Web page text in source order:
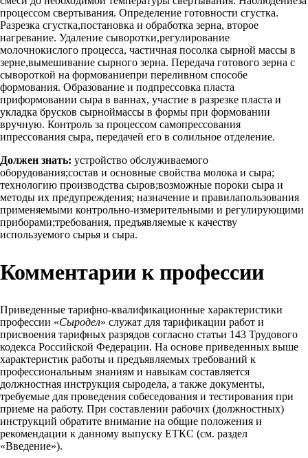
процессом свертывания. Определение готовности сгустка.
Разрезка сгустка,постановка и обработка зерна, второе
нагревание. Удаление сыворотки,регулирование
молочнокислого процесса, частичная посолка сырной массы в
зерне,вымешивание сырного зерна. Передача готового зерна с
сывороткой на формованиепри переливном способе
формования. Образование и подпрессовка пласта
приформовании сыра в ваннах, участие в разрезке пласта и
укладка брусков сырноймассы в формы при формовании
вручную. Контроль за процессом самопрессования
ипрессования сыра, передачей его в солильное отделение.
Должен знать: устройство обслуживаемого
оборудования;состав и основные свойства молока и сыра;
технологию производства сыров;возможные пороки сыра и
методы их предупреждения; назначение и правилапользования
применяемыми контрольно-измерительными и регулирующими
приборами;требования, предъявляемые к качеству
используемого сырья и сыра.
Комментарии к профессии
Приведенные тарифно-квалификационные характеристики
профессии «Сыродел» служат для тарификации работ и
присвоения тарифных разрядов согласно статьи 143 Трудового
кодекса Российской Федерации. На основе приведенных выше
характеристик работы и предъявляемых требований к
профессиональным знаниям и навыкам составляется
должностная инструкция сыродела, а также документы,
требуемые для проведения собеседования и тестирования при
приеме на работу. При составлении рабочих (должностных)
инструкций обратите внимание на общие положения и
рекомендации к данному выпуску ЕТКС (см. раздел
«Введение»).